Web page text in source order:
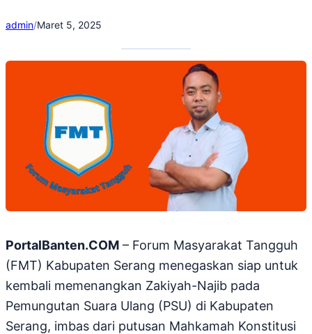
admin/Maret 5, 2025
PortalBanten.COM – Forum Masyarakat Tangguh
(FMT) Kabupaten Serang menegaskan siap untuk
kembali memenangkan Zakiyah-Najib pada
Pemungutan Suara Ulang (PSU) di Kabupaten
Serang, imbas dari putusan Mahkamah Konstitusi